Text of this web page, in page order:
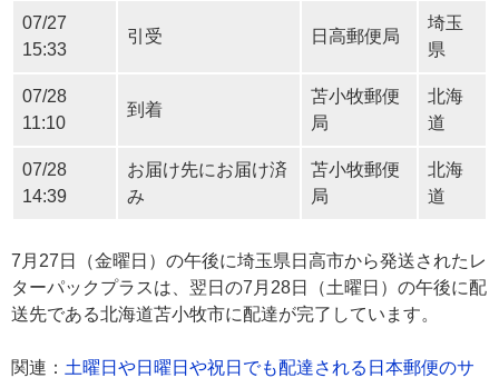
07/27
15:33
引受 日高郵便局
埼玉
県
07/28
11:10
到着
苫小牧郵便
局
北海
道
07/28
14:39
お届け先にお届け済
み
苫小牧郵便
局
北海
道
7月27日（金曜日）の午後に埼玉県日高市から発送されたレ
ターパックプラスは、翌日の7月28日（土曜日）の午後に配
送先である北海道苫小牧市に配達が完了しています。
関連： 土曜日や日曜日や祝日でも配達される日本郵便のサ